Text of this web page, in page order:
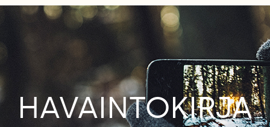
HAVAINTOKIRJA